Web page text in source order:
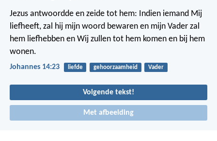
Jezus antwoordde en zeide tot hem: Indien iemand Mij
liefheeft, zal hij mijn woord bewaren en mijn Vader zal
hem liefhebben en Wij zullen tot hem komen en bij hem
wonen.
Johannes 14:23 liefde gehoorzaamheid Vader
Volgende tekst!
Met afbeelding